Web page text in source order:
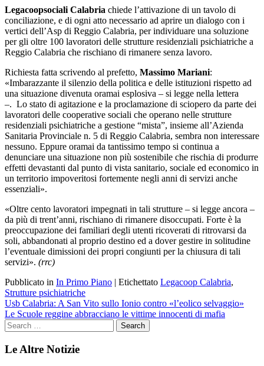
Legacoopsociali Calabria chiede l’attivazione di un tavolo di
conciliazione, e di ogni atto necessario ad aprire un dialogo con i
vertici dell’Asp di Reggio Calabria, per individuare una soluzione
per gli oltre 100 lavoratori delle strutture residenziali psichiatriche a
Reggio Calabria che rischiano di rimanere senza lavoro.
Richiesta fatta scrivendo al prefetto, Massimo Mariani:
«Imbarazzante il silenzio della politica e delle istituzioni rispetto ad
una situazione divenuta oramai esplosiva – si legge nella lettera
–. Lo stato di agitazione e la proclamazione di sciopero da parte dei
lavoratori delle cooperative sociali che operano nelle strutture
residenziali psichiatriche a gestione “mista”, insieme all’Azienda
Sanitaria Provinciale n. 5 di Reggio Calabria, sembra non interessare
nessuno. Eppure oramai da tantissimo tempo si continua a
denunciare una situazione non più sostenibile che rischia di produrre
effetti devastanti dal punto di vista sanitario, sociale ed economico in
un territorio impoveritosi fortemente negli anni di servizi anche
essenziali».
«Oltre cento lavoratori impegnati in tali strutture – si legge ancora –
da più di trent’anni, rischiano di rimanere disoccupati. Forte è la
preoccupazione dei familiari degli utenti ricoverati di ritrovarsi da
soli, abbandonati al proprio destino ed a dover gestire in solitudine
l’eventuale dimissioni dei propri congiunti per la chiusura di tali
servizi». (rrc)
Pubblicato in In Primo Piano | Etichettato Legacoop Calabria,
Strutture psichiatriche
Navigazione
articoli
Usb Calabria: A San Vito sullo Ionio contro «l’eolico selvaggio»
Le Scuole reggine abbracciano le vittime innocenti di mafia
Le Altre Notizie